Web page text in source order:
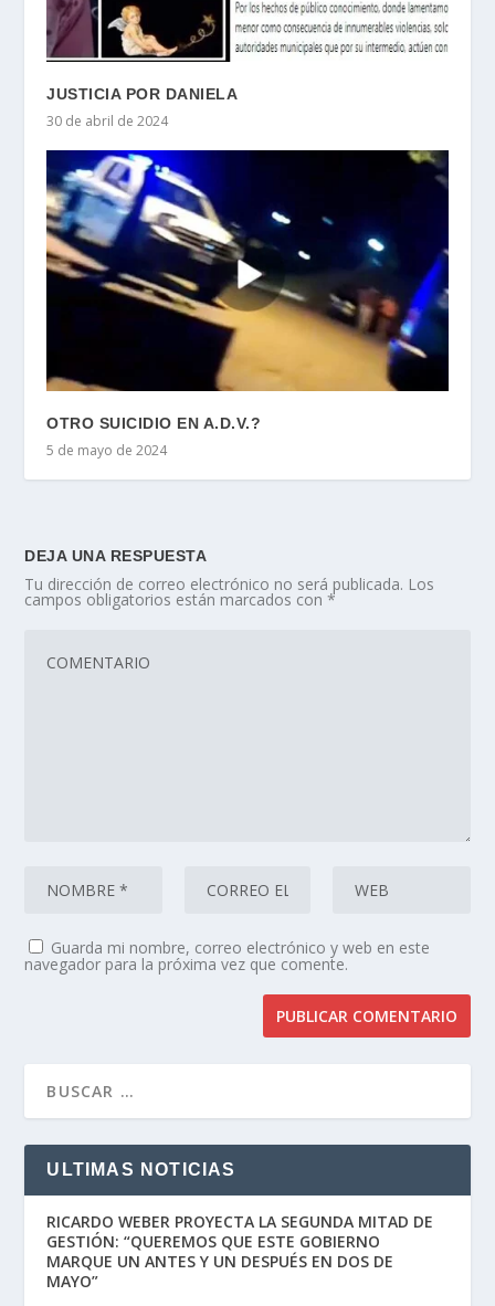
JUSTICIA POR DANIELA
30 de abril de 2024
OTRO SUICIDIO EN A.D.V.?
5 de mayo de 2024
DEJA UNA RESPUESTA
Tu dirección de correo electrónico no será publicada. Los
campos obligatorios están marcados con*
Guarda mi nombre, correo electrónico y web en este
navegador para la próxima vez que comente.
ULTIMAS NOTICIAS
RICARDO WEBER PROYECTA LA SEGUNDA MITAD DE
GESTIÓN: “QUEREMOS QUE ESTE GOBIERNO
MARQUE UN ANTES Y UN DESPUÉS EN DOS DE
MAYO”